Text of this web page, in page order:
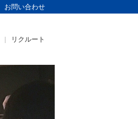
お問い合わせ
リクルート